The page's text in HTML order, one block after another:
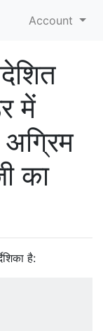
Account
में
का
है: